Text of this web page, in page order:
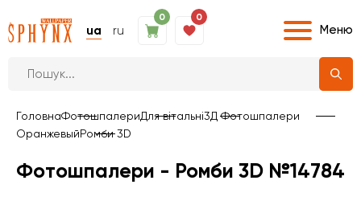
ua ru
0 0
Меню
ГоловнаФотошпалериДля вітальні3Д Фотошпалери
ОранжевыйРомби 3D
Фотошпалери - Ромби 3D №14784